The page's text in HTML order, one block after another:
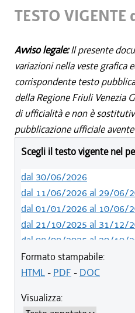
TESTO
Avviso legale:Il presente
variazioni nella veste grafica
corrispondente testo
della Regione Friuli Venezia
di ufficialità e non è
pubblicazione ufficiale
Scegli il testo vigente nel
dal 30/06/2026
dal 11/06/2026 al 29/06/
dal 01/01/2026 al 10/06/
dal 21/10/2025 al 31/12/
dal 08/08/2025 al 20/10/
Formato stampabile:
HTML- PDF - DOC
Visualizza: